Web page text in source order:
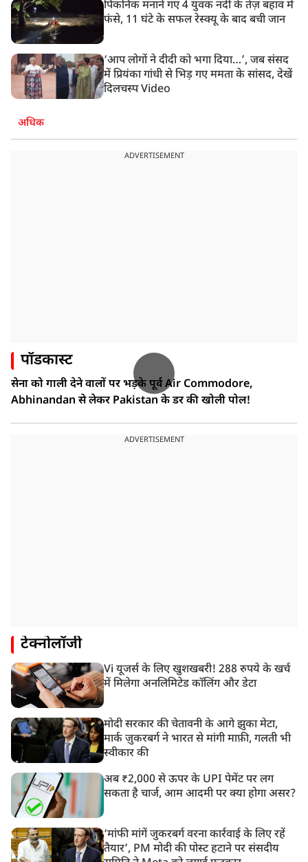
पिकनिक मनाने गए 4 युवक नदी के तेज़ बहाव में
फंसे, 11 घंटे के सफल रेस्क्यू के बाद बची जान
‘आप लोगों ने दीदी को भगा दिया…’, जब संसद
में प्रियंका गांधी से भिड़ गए ममता के सांसद, देखें
दिलचस्प Video
अधिक
ADVERTISEMENT
पॉडकास्ट
सेना को गाली देने वालों पर भड़के पूर्व Air Commodore,
Abhinandan से लेकर Pakistan के डर की खोली पोल!
ADVERTISEMENT
टेक्नोलॉजी
Vi यूजर्स के लिए खुशखबरी! 288 रुपये के खर्च
में मिलेगा अनलिमिटेड कॉलिंग और डेटा
मोदी सरकार की चेतावनी के आगे झुका मेटा,
मार्क ज़ुकरबर्ग ने भारत से मांगी माफ़ी, गलती भी
स्वीकार की
अब ₹2,000 से ऊपर के UPI पेमेंट पर लग
सकता है चार्ज, आम आदमी पर क्या होगा असर?
‘मांफी मांगें जुकरबर्ग वरना कार्रवाई के लिए रहें
तैयार’, PM मोदी की पोस्ट हटाने पर संसदीय